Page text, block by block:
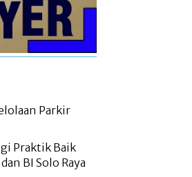
Parkir
Praktik Baik
BI Solo Raya